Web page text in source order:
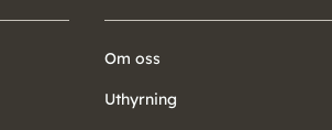
Om oss
Uthyrning